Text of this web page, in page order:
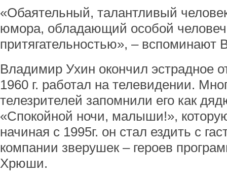
«Обаятельный, талантливый
юмора, обладающий особой
притягательностью», – вспоминают
Владимир Ухин окончил эстрадное
1960 г. работал на телевидении.
телезрителей запомнили его как
«Спокойной ночи, малыши!»,
начиная с 1995г. он стал ездить с
компании зверушек – героев
Хрюши.